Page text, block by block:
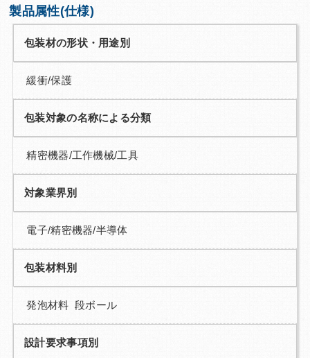
製品属性(仕様)
包装材の形状・用途別
緩衝/保護
包装対象の名称による分類
精密機器/工作機械/工具
対象業界別
電子/精密機器/半導体
包装材料別
発泡材料 段ボール
設計要求事項別